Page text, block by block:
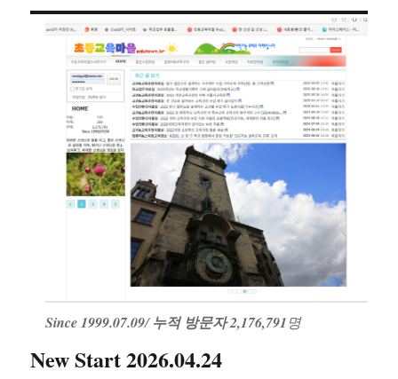
Since 1999.07.09/누적 방문자 2,176,791명
New Start 2026.04.24